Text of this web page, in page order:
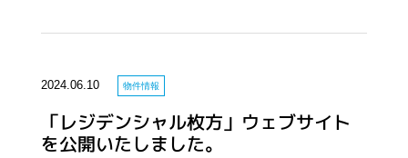
2024.06.10 物件情報
「レジデンシャル枚方」ウェブサイト
を公開いたしました。